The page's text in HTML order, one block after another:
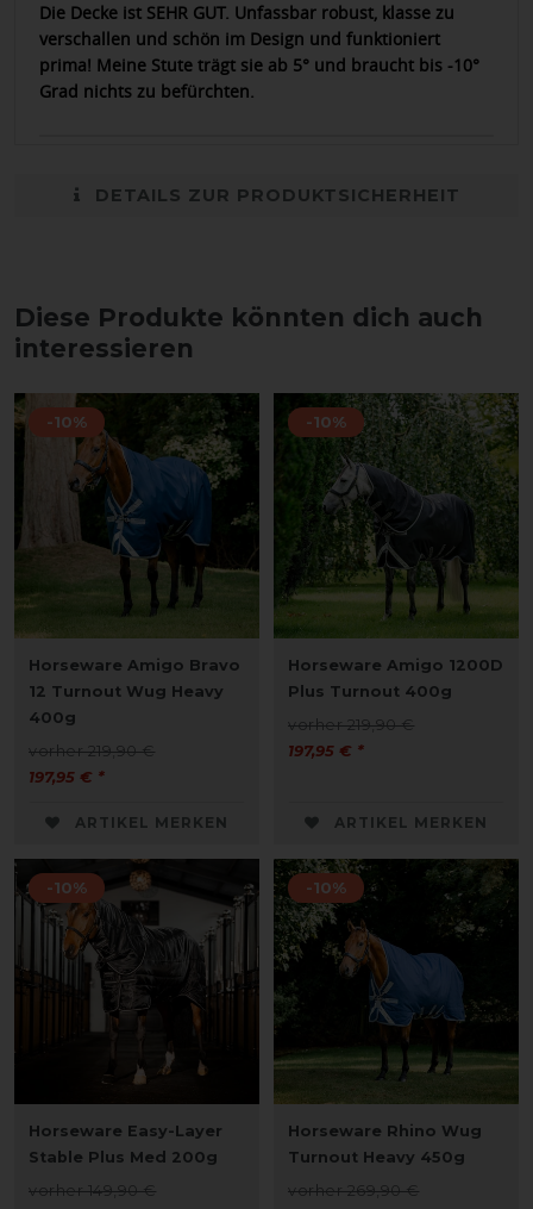
Die Decke ist SEHR GUT. Unfassbar robust, klasse zu
verschallen und schön im Design und funktioniert
prima! Meine Stute trägt sie ab 5° und braucht bis -10°
Grad nichts zu befürchten.
DETAILS ZUR PRODUKTSICHERHEIT
Diese Produkte könnten dich auch
interessieren
-10%
Horseware Amigo Bravo
12 Turnout Wug Heavy
400g
vorher 219,90 €
197,95 € *
ARTIKEL MERKEN
-10%
Horseware Amigo 1200D
Plus Turnout 400g
vorher 219,90 €
197,95 € *
ARTIKEL MERKEN
-10%
Horseware Easy-Layer
Stable Plus Med 200g
vorher 149,90 €
-10%
Horseware Rhino Wug
Turnout Heavy 450g
vorher 269,90 €